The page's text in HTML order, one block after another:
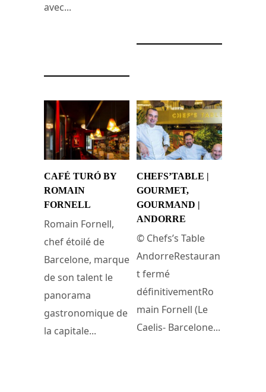
avec...
CAFÉ TURÓ BY
ROMAIN
FORNELL
Romain Fornell,
chef étoilé de
Barcelone, marque
de son talent le
panorama
gastronomique de
la capitale...
CHEFS’TABLE |
GOURMET,
GOURMAND |
ANDORRE
© Chefs’s Table
AndorreRestauran
t fermé
définitivementRo
main Fornell (Le
Caelis- Barcelone...